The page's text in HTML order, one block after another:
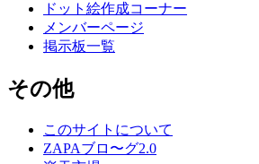
ドット絵作成コーナー
メンバーページ
掲示板一覧
その他
このサイトについて
ZAPAブロ〜グ2.0